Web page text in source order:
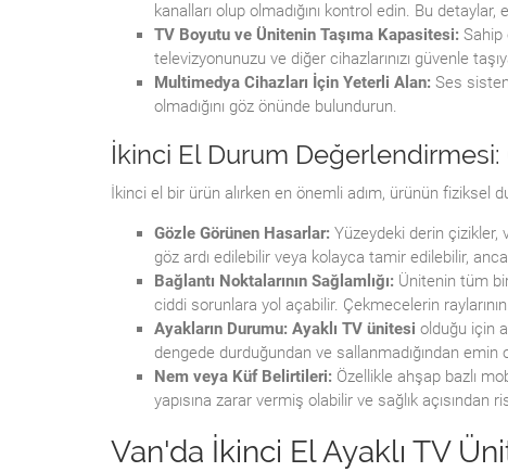
kanalları olup olmadığını kontrol edin. Bu
TV Boyutu ve Ünitenin Taşıma Kapasitesi: Sahip
televizyonunuzu ve diğer cihazlarınızı güvenle
Multimedya Cihazları İçin Yeterli Alan: Ses
olmadığını göz önünde bulundurun.
İkinci El Durum Değerlendirmesi:
İkinci el bir ürün alırken en önemli adım, ürünün fiziksel
Gözle Görünen Hasarlar: Yüzeydeki derin çizikler,
göz ardı edilebilir veya kolayca tamir edilebilir,
Bağlantı Noktalarının Sağlamlığı: Ünitenin tüm
ciddi sorunlara yol açabilir. Çekmecelerin raylarının
Ayakların Durumu: Ayaklı TV ünitesi olduğu için
dengede durduğundan ve sallanmadığından emin
Nem veya Küf Belirtileri: Özellikle ahşap bazlı
yapısına zarar vermiş olabilir ve sağlık açısından
Van'da İkinci El Ayaklı TV